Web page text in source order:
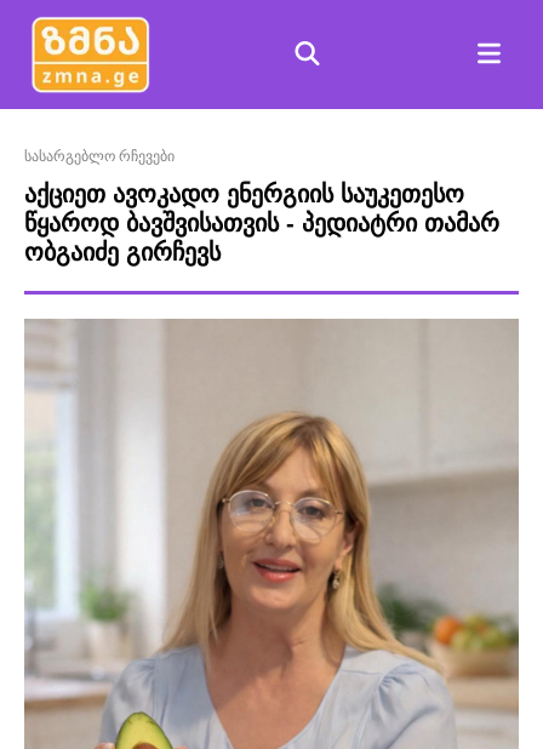
სასარგებლო რჩევები
აქციეთ ავოკადო ენერგიის საუკეთესო
წყაროდ ბავშვისათვის - პედიატრი თამარ
ობგაიძე გირჩევს